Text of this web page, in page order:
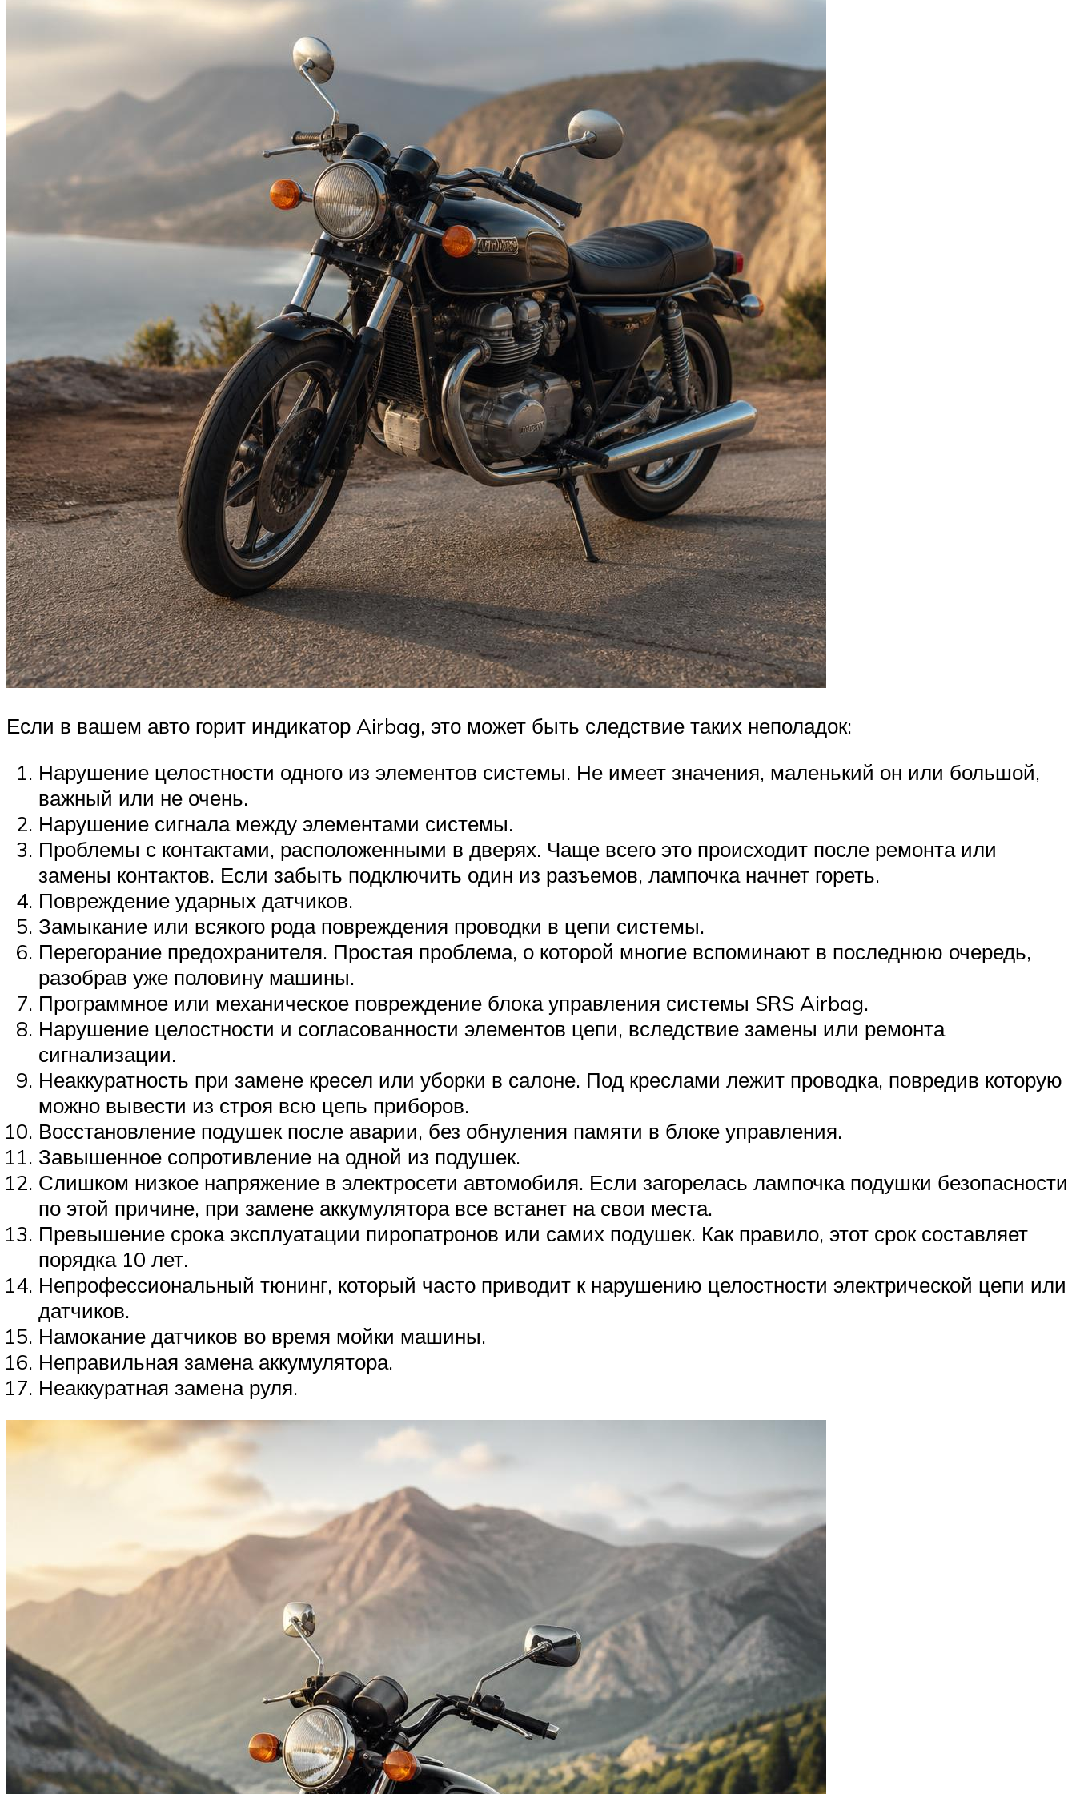
Если в вашем авто горит индикатор Airbag, это может быть следствие таких неполадок:
Нарушение целостности одного из элементов системы. Не имеет значения, маленький он или большой,
важный или не очень.
Нарушение сигнала между элементами системы.
Проблемы с контактами, расположенными в дверях. Чаще всего это происходит после ремонта или
замены контактов. Если забыть подключить один из разъемов, лампочка начнет гореть.
Повреждение ударных датчиков.
Замыкание или всякого рода повреждения проводки в цепи системы.
Перегорание предохранителя. Простая проблема, о которой многие вспоминают в последнюю очередь,
разобрав уже половину машины.
Программное или механическое повреждение блока управления системы SRS Airbag.
Нарушение целостности и согласованности элементов цепи, вследствие замены или ремонта
сигнализации.
Неаккуратность при замене кресел или уборки в салоне. Под креслами лежит проводка, повредив которую
можно вывести из строя всю цепь приборов.
Восстановление подушек после аварии, без обнуления памяти в блоке управления.
Завышенное сопротивление на одной из подушек.
Слишком низкое напряжение в электросети автомобиля. Если загорелась лампочка подушки безопасности
по этой причине, при замене аккумулятора все встанет на свои места.
Превышение срока эксплуатации пиропатронов или самих подушек. Как правило, этот срок составляет
порядка 10 лет.
Непрофессиональный тюнинг, который часто приводит к нарушению целостности электрической цепи или
датчиков.
Намокание датчиков во время мойки машины.
Неправильная замена аккумулятора.
Неаккуратная замена руля.